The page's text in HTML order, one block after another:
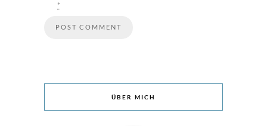
*
ÜBER MICH